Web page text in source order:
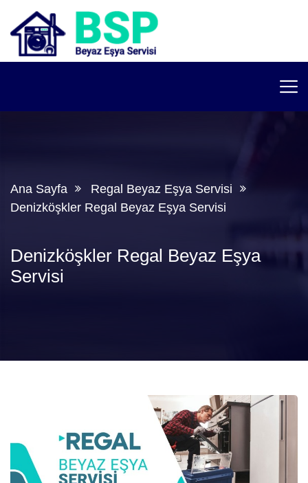
Ana Sayfa
Regal Beyaz Eşya Servisi
Denizköşkler Regal Beyaz Eşya Servisi
Denizköşkler Regal Beyaz Eşya
Servisi